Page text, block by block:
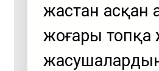
жастан асқан
жоғары топқа